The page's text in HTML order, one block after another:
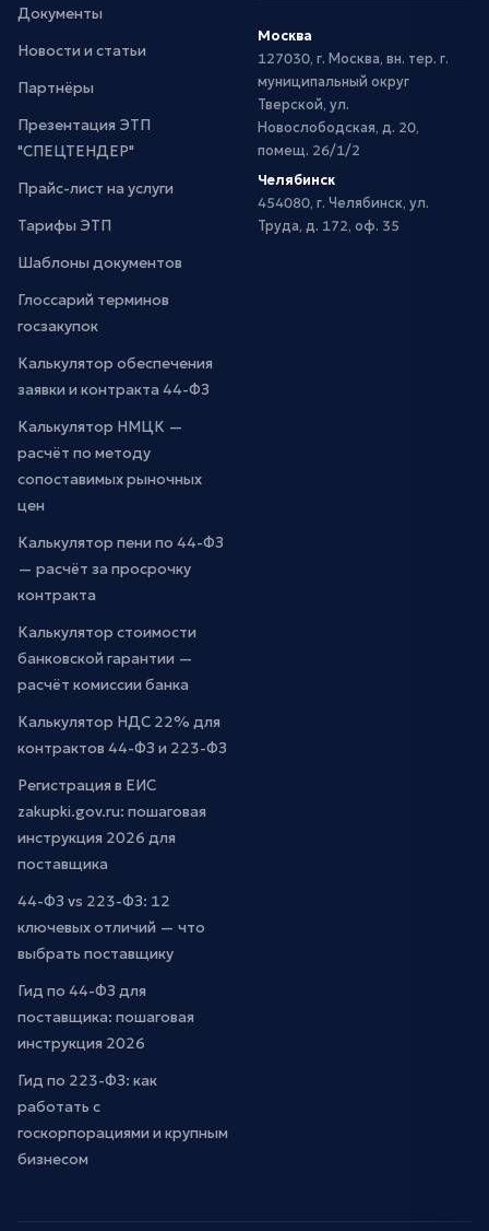
Документы
Новости и статьи
Партнёры
Презентация ЭТП
"СПЕЦТЕНДЕР"
Прайс-лист на услуги
Тарифы ЭТП
Шаблоны документов
Глоссарий терминов
госзакупок
Калькулятор обеспечения
заявки и контракта 44-ФЗ
Калькулятор НМЦК —
расчёт по методу
сопоставимых рыночных
цен
Калькулятор пени по 44-ФЗ
— расчёт за просрочку
контракта
Калькулятор стоимости
банковской гарантии —
расчёт комиссии банка
Калькулятор НДС 22% для
контрактов 44-ФЗ и 223-ФЗ
Регистрация в ЕИС
zakupki.gov.ru: пошаговая
инструкция 2026 для
поставщика
44-ФЗ vs 223-ФЗ: 12
ключевых отличий — что
выбрать поставщику
Гид по 44-ФЗ для
поставщика: пошаговая
инструкция 2026
Гид по 223-ФЗ: как
работать с
госкорпорациями и крупным
бизнесом
Москва
127030, г. Москва, вн. тер. г.
муниципальный округ
Тверской, ул.
Новослободская, д. 20,
помещ. 26/1/2
Челябинск
454080, г. Челябинск, ул.
Труда, д. 172, оф. 35